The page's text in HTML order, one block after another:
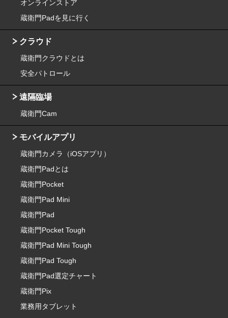
オンラインストア
蔵衛門Padを見に行く
クラウド
蔵衛門クラウドとは
安全パトロール
遠隔臨場
蔵衛門Cam
モバイルアプリ
蔵衛門カメラ（iOSアプリ）
蔵衛門Padとは
蔵衛門Pocket
蔵衛門Pad Mini
蔵衛門Pad
蔵衛門Pocket Tough
蔵衛門Pad Mini Tough
蔵衛門Pad Tough
蔵衛門Pad選定チャート
蔵衛門Pix
業務用タブレット